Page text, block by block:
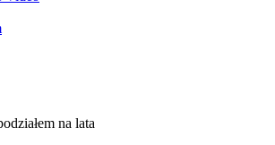
na lata